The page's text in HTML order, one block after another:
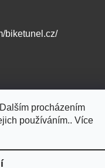
procházením
používáním.. Více
biketunel.cz/